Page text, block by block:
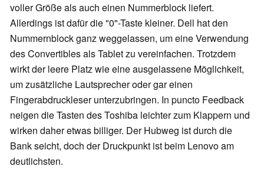
voller Größe als auch einen Nummerblock liefert.
Allerdings ist dafür die "0"-Taste kleiner. Dell hat den
Nummernblock ganz weggelassen, um eine Verwendung
des Convertibles als Tablet zu vereinfachen. Trotzdem
wirkt der leere Platz wie eine ausgelassene Möglichkeit,
um zusätzliche Lautsprecher oder gar einen
Fingerabdruckleser unterzubringen. In puncto Feedback
neigen die Tasten des Toshiba leichter zum Klappern und
wirken daher etwas billiger. Der Hubweg ist durch die
Bank seicht, doch der Druckpunkt ist beim Lenovo am
deutlichsten.